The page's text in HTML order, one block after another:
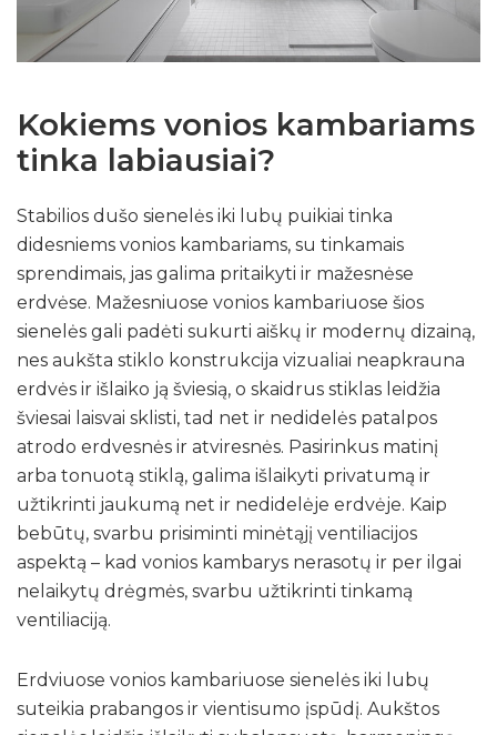
Kokiems vonios kambariams
tinka labiausiai?
Stabilios dušo sienelės iki lubų puikiai tinka
didesniems vonios kambariams, su tinkamais
sprendimais, jas galima pritaikyti ir mažesnėse
erdvėse. Mažesniuose vonios kambariuose šios
sienelės gali padėti sukurti aiškų ir modernų dizainą,
nes aukšta stiklo konstrukcija vizualiai neapkrauna
erdvės ir išlaiko ją šviesią, o skaidrus stiklas leidžia
šviesai laisvai sklisti, tad net ir nedidelės patalpos
atrodo erdvesnės ir atviresnės. Pasirinkus matinį
arba tonuotą stiklą, galima išlaikyti privatumą ir
užtikrinti jaukumą net ir nedidelėje erdvėje. Kaip
bebūtų, svarbu prisiminti minėtąjį ventiliacijos
aspektą – kad vonios kambarys nerasotų ir per ilgai
nelaikytų drėgmės, svarbu užtikrinti tinkamą
ventiliaciją.
Erdviuose vonios kambariuose sienelės iki lubų
suteikia prabangos ir vientisumo įspūdį. Aukštos